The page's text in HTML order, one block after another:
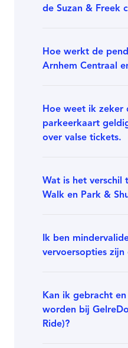
de Suzan & Freek
Hoe werkt de
Arnhem Centraal
Hoe weet ik zeker
parkeerkaart
over valse tickets.
Wat is het verschil
Walk en Park &
Ik ben
vervoersopties zijn
Kan ik gebracht
worden bij
Ride)?